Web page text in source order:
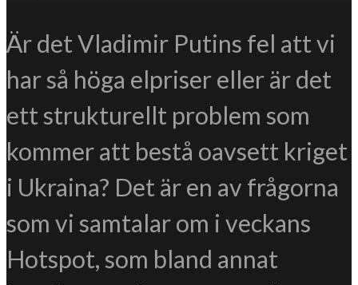
Är det Vladimir Putins fel att vi
har så höga elpriser eller är det
ett strukturellt problem som
kommer att bestå oavsett kriget
i Ukraina? Det är en av frågorna
som vi samtalar om i veckans
Hotspot, som bland annat